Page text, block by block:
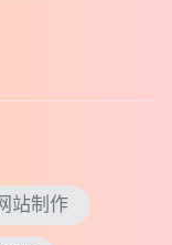
站制作